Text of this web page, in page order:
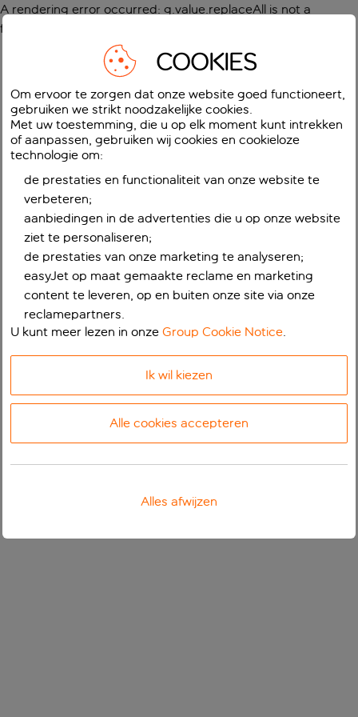
A rendering error occurred: g.value.replaceAll is not a
function
COOKIES
Om ervoor te zorgen dat onze website goed functioneert,
gebruiken we strikt noodzakelijke cookies.
Met uw toestemming, die u op elk moment kunt intrekken
of aanpassen, gebruiken wij cookies en cookieloze
technologie om:
de prestaties en functionaliteit van onze website te
verbeteren;
aanbiedingen in de advertenties die u op onze website
ziet te personaliseren;
de prestaties van onze marketing te analyseren;
easyJet op maat gemaakte reclame en marketing
content te leveren, op en buiten onze site via onze
reclamepartners.
U kunt meer lezen in onzeGroup Cookie Notice.
Ik wil kiezen
Alle cookies accepteren
Alles afwijzen